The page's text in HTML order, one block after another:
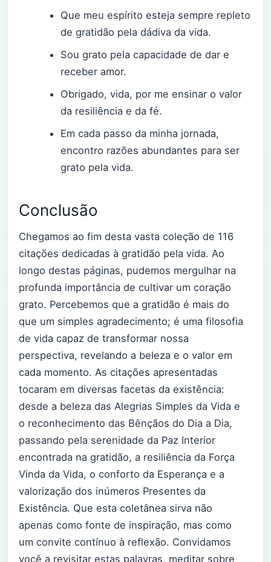
Que meu espírito esteja sempre repleto
de gratidão pela dádiva da vida.
Sou grato pela capacidade de dar e
receber amor.
Obrigado, vida, por me ensinar o valor
da resiliência e da fé.
Em cada passo da minha jornada,
encontro razões abundantes para ser
grato pela vida.
Conclusão
Chegamos ao fim desta vasta coleção de 116
citações dedicadas à gratidão pela vida. Ao
longo destas páginas, pudemos mergulhar na
profunda importância de cultivar um coração
grato. Percebemos que a gratidão é mais do
que um simples agradecimento; é uma filosofia
de vida capaz de transformar nossa
perspectiva, revelando a beleza e o valor em
cada momento. As citações apresentadas
tocaram em diversas facetas da existência:
desde a beleza das Alegrias Simples da Vida e
o reconhecimento das Bênçãos do Dia a Dia,
passando pela serenidade da Paz Interior
encontrada na gratidão, a resiliência da Força
Vinda da Vida, o conforto da Esperança e a
valorização dos inúmeros Presentes da
Existência. Que esta coletânea sirva não
apenas como fonte de inspiração, mas como
um convite contínuo à reflexão. Convidamos
você a revisitar estas palavras, meditar sobre